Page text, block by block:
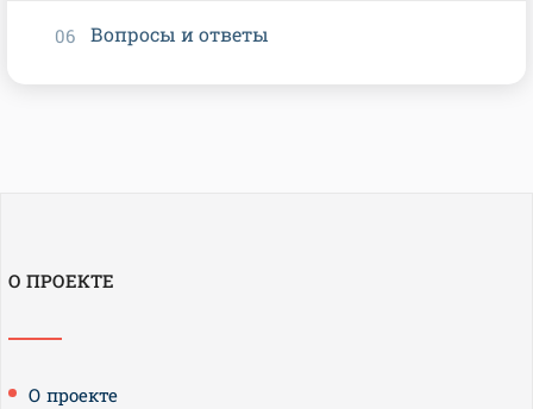
Вопросы и ответы
О ПРОЕКТЕ
О проекте